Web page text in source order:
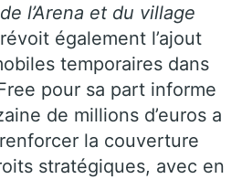
l’Arena et du village
également l’ajout
temporaires dans
pour sa part informe
de millions d’euros a
la couverture
stratégiques, avec en